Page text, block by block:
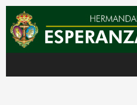
contenido